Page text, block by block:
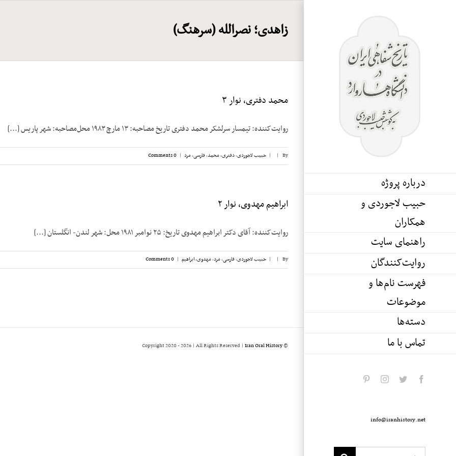
درباره پروژه
حبیب لاجوردی و
همکاران
راهنمای سایت
روایت‌کنندگان
فهرست نام‌ها و
موضوعات
دسته‌ها
تماس با ما
facebook
twitter
instagram
info@iranhistory.net
زاهدی؛ نصرالله (سرهنگ)
محمد دفتری، نوار ۳
روایت‌کننده: تیمسار سرلشکر محمد دفتری تاریخ مصاحبه: ۱۳ مارچ ۱۹۸۳ محل‌مصاحبه: شهر پاریس [...]
By
|
| حبیب لاجوردی,دفتری، ‌محمد,فارسی,مرد |
0 Comments
ابراهیم مهدوی، نوار ۲
روایت‌کننده: آقای دکتر ابراهیم مهدوی تاریخ: ۲۵ نوامبر ۱۹۸۱ محل: شهر لندن- انگلستان [...]
By
|
| حبیب لاجوردی,فارسی,مرد,مهدوی، ابراهیم |
0 Comments
© Copyright 2020 -
2026 | All Rights Reserved | Iran Oral History